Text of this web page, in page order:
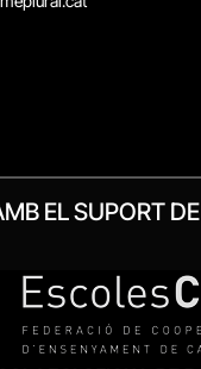
EL SUPORT DE